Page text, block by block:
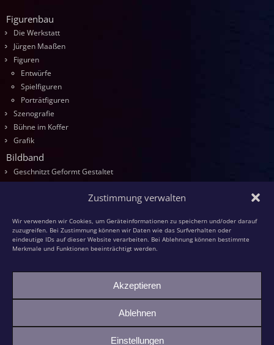
Zustimmung verwalten
Wir verwenden wir Cookies, um Geräteinformationen zu speichern und/oder darauf
zuzugreifen. Bei Zustimmung können wir Daten wie das Surfverhalten oder
eindeutige IDs auf dieser Website verarbeiten. Bei Ablehnung können bestimmte
Merkmale und Funktionen beeinträchtigt werden.
Akzeptieren
Ablehnen
Einstellungen
Figurenbau
Die Werkstatt
Jürgen Maaßen
Figuren
Entwürfe
Spielfiguren
Porträtfiguren
Szenografie
Bühne im Koffer
Grafik
Bildband
Geschnitzt Geformt Gestaltet
Schnitzen
Modellieren
Textilfiguren
Kasper und die grüne Großmutter